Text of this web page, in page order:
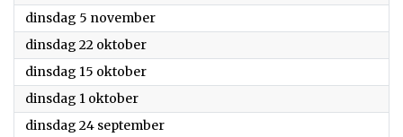
dinsdag 5 november2024
dinsdag 22 oktober2024
dinsdag 15 oktober2024
dinsdag 1 oktober2024
dinsdag 24 september2024